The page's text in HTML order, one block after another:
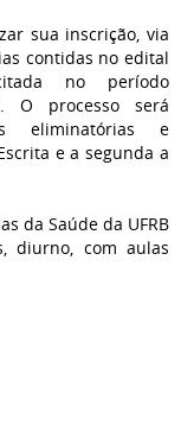
sua inscrição, via
contidas no edital
no período
O processo será
eliminatórias e
e a segunda a
da Saúde da UFRB
diurno, com aulas